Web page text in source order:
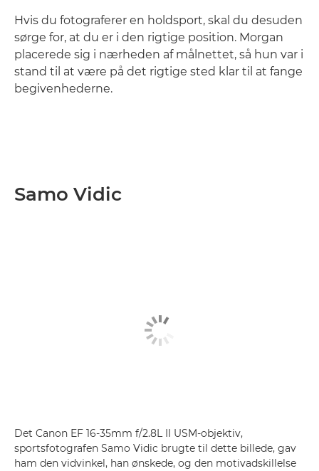
Hvis du fotograferer en holdsport, skal du desuden
sørge for, at du er i den rigtige position. Morgan
placerede sig i nærheden af målnettet, så hun var i
stand til at være på det rigtige sted klar til at fange
begivenhederne.
Samo Vidic
Det Canon EF 16-35mm f/2.8L II USM-objektiv,
sportsfotografen Samo Vidic brugte til dette billede, gav
ham den vidvinkel, han ønskede, og den motivadskillelse